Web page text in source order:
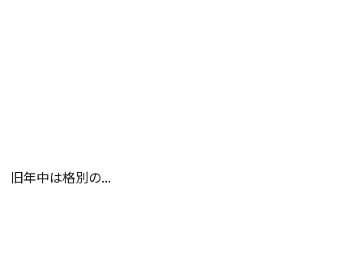
旧年中は格別の...